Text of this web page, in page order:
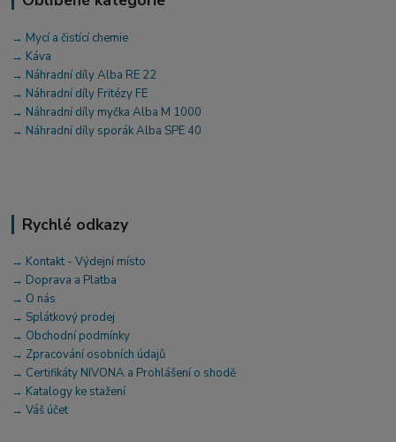
→ Mycí a čistící chemie
→ Káva
→ Náhradní díly Alba RE 22
→ Náhradní díly Fritézy FE
→ Náhradní díly myčka Alba M 1000
→ Náhradní díly sporák Alba SPE 40
Rychlé odkazy
→ Kontakt - Výdejní místo
→ Doprava a Platba
→ O nás
→ Splátkový prodej
→ Obchodní podmínky
→ Zpracování osobních údajů
→ Certifikáty NIVONA a Prohlášení o shodě
→ Katalogy ke stažení
→ Váš účet